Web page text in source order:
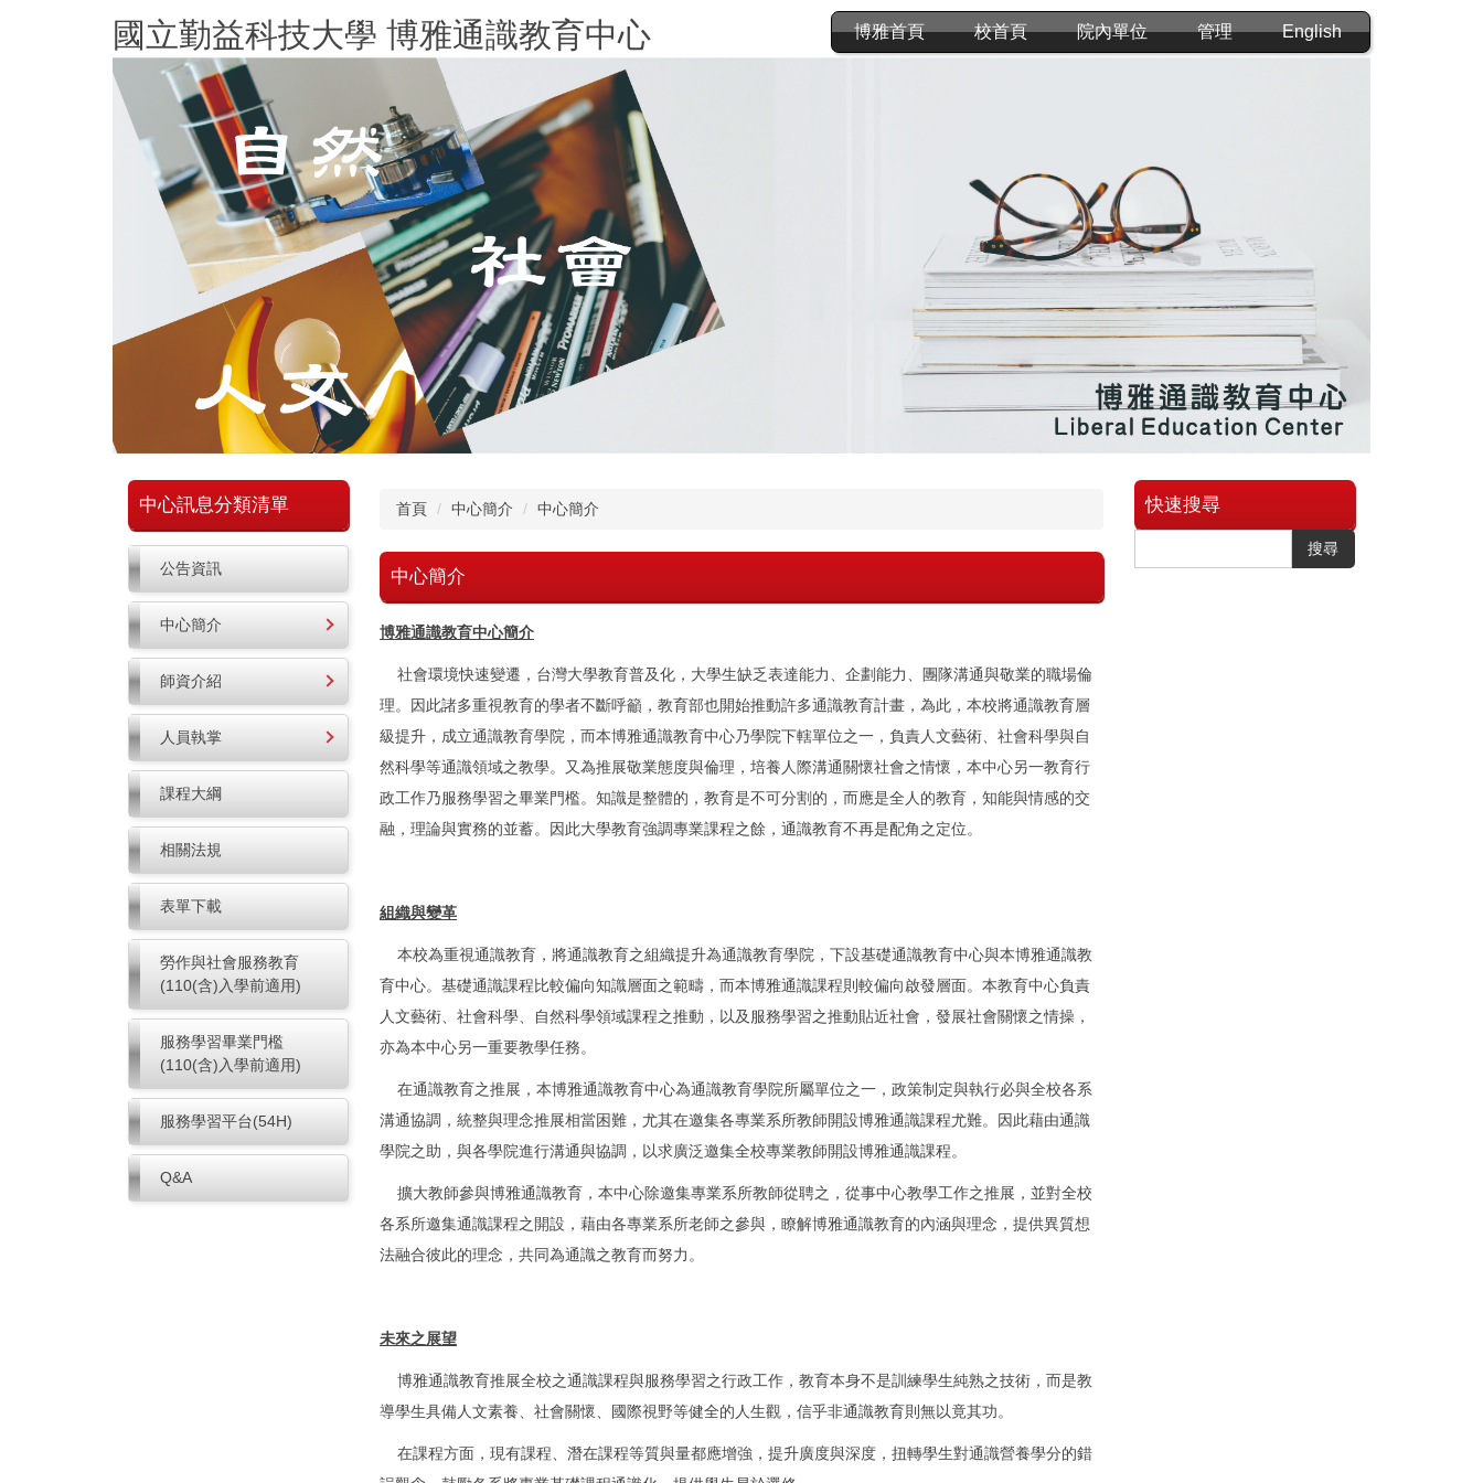
國立勤益科技大學 博雅通識教育中心 博雅首頁 校首頁 院內單位 管理 English
中心訊息分類清單
公告資訊
中心簡介
師資介紹
人員執掌
課程大綱
相關法規
表單下載
勞作與社會服務教育
(110(含)入學前適用)
服務學習畢業門檻
(110(含)入學前適用)
服務學習平台(54H)
Q&A
首頁 中心簡介 中心簡介
中心簡介
博雅通識教育中心簡介
社會環境快速變遷，台灣大學教育普及化，大學生缺乏表達能力、企劃能力、團隊溝通與敬業的職場倫
理。因此諸多重視教育的學者不斷呼籲，教育部也開始推動許多通識教育計畫，為此，本校將通識教育層
級提升，成立通識教育學院，而本博雅通識教育中心乃學院下轄單位之一，負責人文藝術、社會科學與自
然科學等通識領域之教學。又為推展敬業態度與倫理，培養人際溝通關懷社會之情懷，本中心另一教育行
政工作乃服務學習之畢業門檻。知識是整體的，教育是不可分割的，而應是全人的教育，知能與情感的交
融，理論與實務的並蓄。因此大學教育強調專業課程之餘，通識教育不再是配角之定位。
組織與變革
本校為重視通識教育，將通識教育之組織提升為通識教育學院，下設基礎通識教育中心與本博雅通識教
育中心。基礎通識課程比較偏向知識層面之範疇，而本博雅通識課程則較偏向啟發層面。本教育中心負責
人文藝術、社會科學、自然科學領域課程之推動，以及服務學習之推動貼近社會，發展社會關懷之情操，
亦為本中心另一重要教學任務。
在通識教育之推展，本博雅通識教育中心為通識教育學院所屬單位之一，政策制定與執行必與全校各系
溝通協調，統整與理念推展相當困難，尤其在邀集各專業系所教師開設博雅通識課程尤難。因此藉由通識
學院之助，與各學院進行溝通與協調，以求廣泛邀集全校專業教師開設博雅通識課程。
擴大教師參與博雅通識教育，本中心除邀集專業系所教師從聘之，從事中心教學工作之推展，並對全校
各系所邀集通識課程之開設，藉由各專業系所老師之參與，瞭解博雅通識教育的內涵與理念，提供異質想
法融合彼此的理念，共同為通識之教育而努力。
未來之展望
博雅通識教育推展全校之通識課程與服務學習之行政工作，教育本身不是訓練學生純熟之技術，而是教
導學生具備人文素養、社會關懷、國際視野等健全的人生觀，信乎非通識教育則無以竟其功。
在課程方面，現有課程、潛在課程等質與量都應增強，提升廣度與深度，扭轉學生對通識營養學分的錯
快速搜尋
搜尋